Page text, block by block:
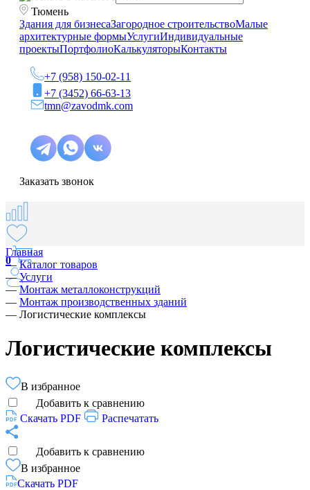
Тюмень
Здания для бизнесаЗагородное строительствоМалые
архитектурные формыУслугиИндивидуальные
проектыПортфолиоКалькуляторыКонтакты
+7 (958) 150-02-11
+7 (3452) 66-63-13
tmn@zavodmk.com
Заказать звонок
0
Главная
—Каталог товаров
—Услуги
—Монтаж металлоконструкций
— Монтаж производственных зданий
— Логистические комплексы
Логистические комплексы
В избранное
Добавить к сравнению
Скачать PDF
Распечатать
Добавить к сравнению
В избранное
Скачать PDF